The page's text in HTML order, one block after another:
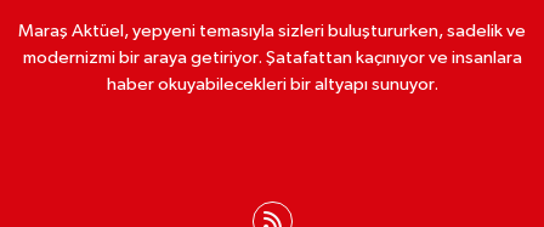
Maraş Aktüel, yepyeni temasıyla sizleri buluştururken, sadelik ve
modernizmi bir araya getiriyor. Şatafattan kaçınıyor ve insanlara
haber okuyabilecekleri bir altyapı sunuyor.